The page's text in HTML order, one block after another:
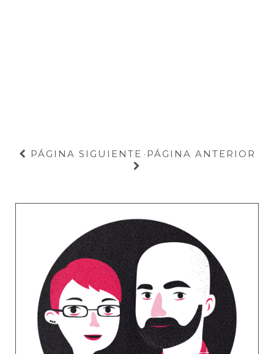
PÁGINA SIGUIENTE · PÁGINA ANTERIOR